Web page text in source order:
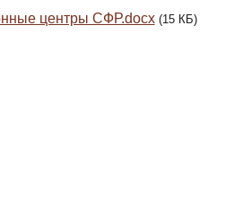
центры СФР.docx (15 КБ)